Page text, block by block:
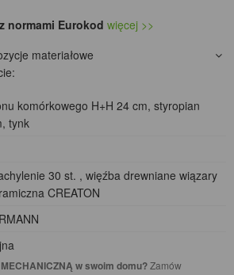
normami Eurokod więcej >>
materiałowe
komórkowego H+H 24 cm, styropian
tynk
30 st. , więźba drewniane wiązary
CREATON
w swoim domu?Zamów